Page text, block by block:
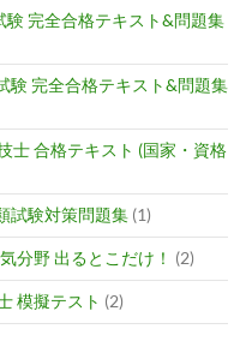
完全合格テキスト&問題集
験 完全合格テキスト&問題集
士 合格テキスト (国家・資格
試験対策問題集 (1)
分野 出るとこだけ！ (2)
模擬テスト (2)